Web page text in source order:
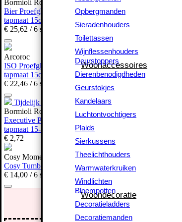
Opbergmanden
Sieradenhouders
Toilettassen
Wijnflessenhouders
Woonaccessoires
Deurstoppers
Dierenbenodigdheden
Geurstokjes
Kandelaars
Luchtontvochtigers
Plaids
Sierkussens
Theelichthouders
Warmwaterkruiken
Windlichten
Woondecoratie
Bloempotten
Decoratieladders
Decoratiemanden
Opbergmanden
Sieradenhouders
Toilettassen
Wijnflessenhouders
Woonaccessoires
Deurstoppers
Dierenbenodigdheden
Geurstokjes
Kandelaars
Luchtontvochtigers
Plaids
Sierkussens
Theelichthouders
Warmwaterkruiken
Windlichten
Woondecoratie
Bloempotten
Decoratieladders
Decoratiemanden
Bormioli Rocco
Bier Proefglas Oslo 22cl
tapmaat 15cl
€ 25,62 / 6 stuks
Arcoroc
ISO Proefglas Bier 21,5cl
tapmaat 15cl
€ 22,46 / 6 stuks
Tijdelijk uitverkocht
Bormioli Rocco
Executive Proefglas Bier 26cl
tapmaat 15-20cl
€ 2,72
Cosy Moments
Cosy Tumblerglas 34cl
€ 14,00 / 6 stuks